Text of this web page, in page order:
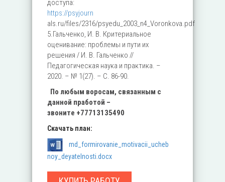
доступа:
https://psyjourn
аls.ru/files/2316/psyedu_2003_n4_Voronkovа.pdf
5.Гальченко, И. В. Критериальное
оценивание: проблемы и пути их
решения / И. В. Гальченко //
Педагогическая наука и практика. –
2020. – № 1(27). – С. 86-90.
По любым воросам, связанным с
данной пработой –
звоните +77713135490
Скачать план:
md_formirovanie_motivacii_ucheb
noy_deyatelnosti.docx